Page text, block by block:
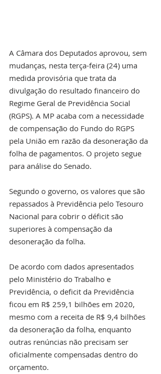
A Câmara dos Deputados aprovou, sem
mudanças, nesta terça-feira (24) uma
medida provisória que trata da
divulgação do resultado financeiro do
Regime Geral de Previdência Social
(RGPS). A MP acaba com a necessidade
de compensação do Fundo do RGPS
pela União em razão da desoneração da
folha de pagamentos. O projeto segue
para análise do Senado.
Segundo o governo, os valores que são
repassados à Previdência pelo Tesouro
Nacional para cobrir o déficit são
superiores à compensação da
desoneração da folha.
De acordo com dados apresentados
pelo Ministério do Trabalho e
Previdência, o deficit da Previdência
ficou em R$ 259,1 bilhões em 2020,
mesmo com a receita de R$ 9,4 bilhões
da desoneração da folha, enquanto
outras renúncias não precisam ser
oficialmente compensadas dentro do
orçamento.